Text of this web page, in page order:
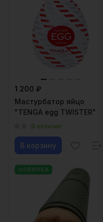
1 200 ₽
Мастурбатор яйцо
"TENGA egg TWISTER"
0 В наличии
В корзину
НОВИНКА